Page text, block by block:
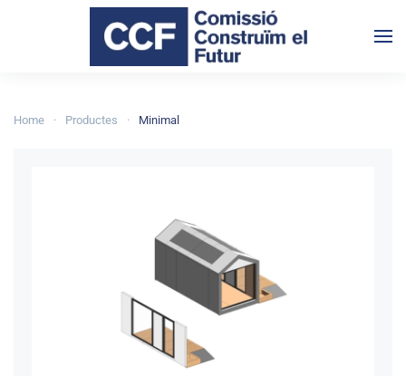
Skip to main content
Home Productes Minimal